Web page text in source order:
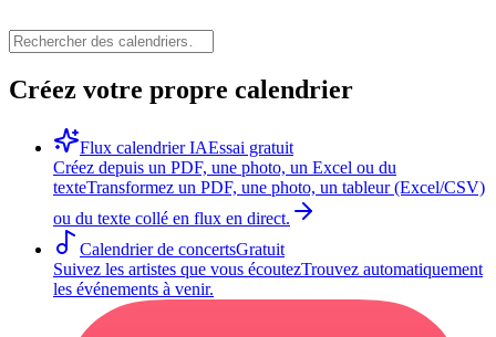
Créez votre propre calendrier
Flux calendrier IAEssai gratuit
Créez depuis un PDF, une photo, un Excel ou du
texteTransformez un PDF, une photo, un tableur (Excel/CSV)
ou du texte collé en flux en direct.
Calendrier de concertsGratuit
Suivez les artistes que vous écoutezTrouvez automatiquement
les événements à venir.